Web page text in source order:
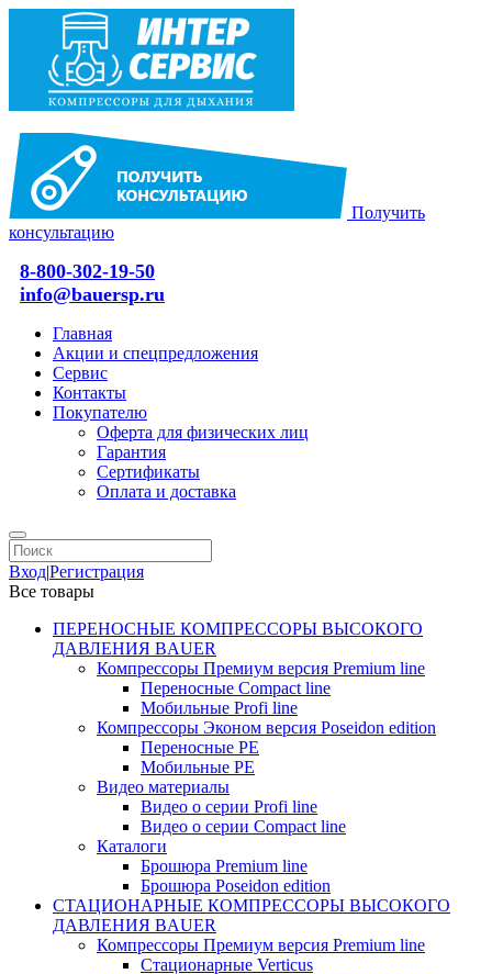
Получить
консультацию
8-800-302-19-50
info@bauersp.ru
Главная
Акции и спецпредложения
Сервис
Контакты
Покупателю
Оферта для физических лиц
Гарантия
Сертификаты
Оплата и доставка
Вход|Регистрация
Все товары
ПЕРЕНОСНЫЕ КОМПРЕССОРЫ ВЫСОКОГО
ДАВЛЕНИЯ BAUER
Компрессоры Премиум версия Premium line
Переносные Compact line
Мобильные Profi line
Компрессоры Эконом версия Poseidon edition
Переносные PE
Мобильные PE
Видео материалы
Видео о серии Profi line
Видео о серии Compact line
Каталоги
Брошюра Premium line
Брошюра Poseidon edition
СТАЦИОНАРНЫЕ КОМПРЕССОРЫ ВЫСОКОГО
ДАВЛЕНИЯ BAUER
Компрессоры Премиум версия Premium line
Стационарные Verticus